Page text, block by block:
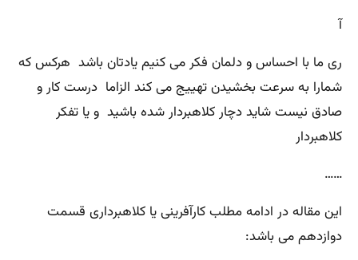
آ
ری ما با احساس و دلمان فکر می کنیم یادتان باشد هرکس که
شمارا به سرعت بخشیدن تهییج می کند الزاما درست کار و
صادق نیست شاید دچار کلاهبردار شده باشید و یا تفکر
کلاهبردار
……
این مقاله در ادامه مطلب کارآفرینی یا کلاهبرداری قسمت
دوازدهم می باشد: